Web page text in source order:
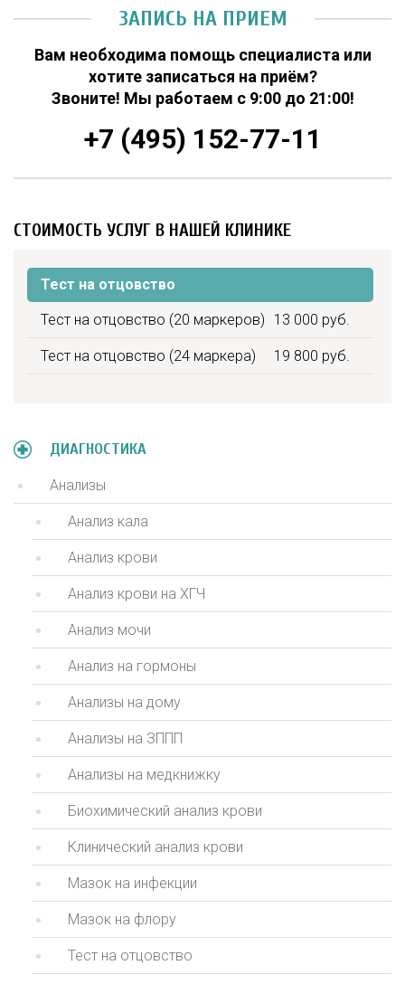
ЗАПИСЬ НА ПРИЕМ
Вам необходима помощь специалиста или
хотите записаться на приём?
Звоните! Мы работаем с 9:00 до 21:00!
+7 (495) 152-77-11
СТОИМОСТЬ УСЛУГ В НАШЕЙ КЛИНИКЕ
Тест на отцовство
Тест на отцовство (20 маркеров) 13 000 руб.
Тест на отцовство (24 маркера) 19 800 руб.
ДИАГНОСТИКА
Анализы
Анализ кала
Анализ крови
Анализ крови на ХГЧ
Анализ мочи
Анализ на гормоны
Анализы на дому
Анализы на ЗППП
Анализы на медкнижку
Биохимический анализ крови
Клинический анализ крови
Мазок на инфекции
Мазок на флору
Тест на отцовство